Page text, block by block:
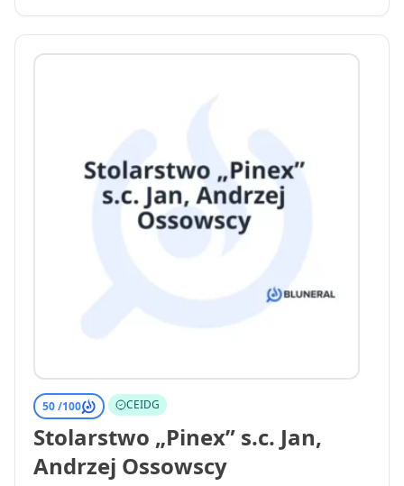
50 /100 CEIDG
Stolarstwo „Pinex” s.c. Jan,
Andrzej Ossowscy